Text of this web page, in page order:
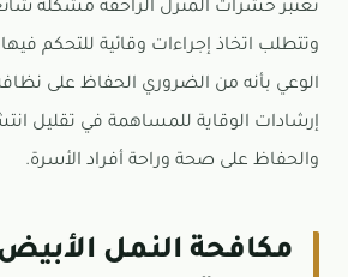
تعتبر حشرات المنزل الزاحفة مشكلة
وتتطلب اتخاذ إجراءات وقائية للتحكم
الوعي بأنه من الضروري الحفاظ على نظافة
إرشادات الوقاية للمساهمة في تقليل
والحفاظ على صحة وراحة أفراد الأسرة.
مكافحة النمل